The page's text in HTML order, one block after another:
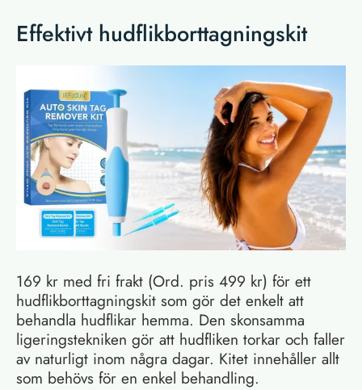
Effektivt hudflikborttagningskit
169 kr med fri frakt (Ord. pris 499 kr) för ett
hudflikborttagningskit som gör det enkelt att
behandla hudflikar hemma. Den skonsamma
ligeringstekniken gör att hudfliken torkar och faller
av naturligt inom några dagar. Kitet innehåller allt
som behövs för en enkel behandling.